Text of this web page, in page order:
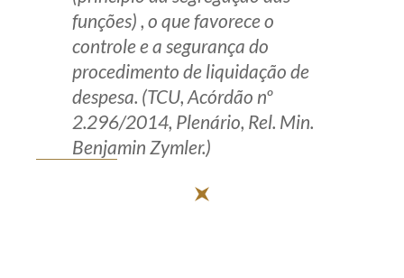
funções) , o que favorece o
controle e a segurança do
procedimento de liquidação de
despesa. (TCU, Acórdão nº
2.296/2014, Plenário, Rel. Min.
Benjamin Zymler.)